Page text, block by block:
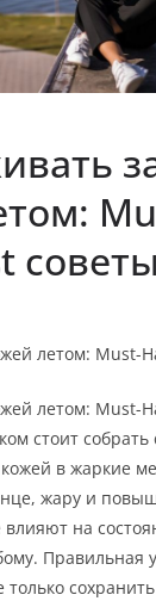
советы
летом: Must-
летом: Must-
стоит
в жаркие
жару и
на
Правильная
только